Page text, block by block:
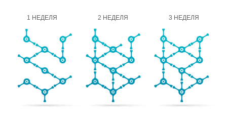
1 НЕДЕЛЯ 2 НЕДЕЛЯ 3 НЕДЕЛЯ